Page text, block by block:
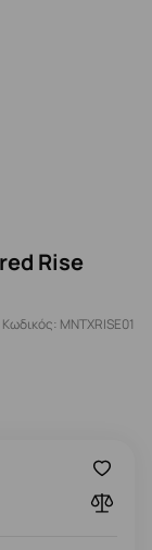
Rise
Κωδικός: MNTXRISE01